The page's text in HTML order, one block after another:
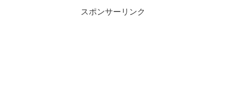
スポンサーリンク